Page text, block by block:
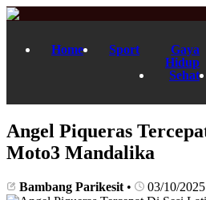
Home Sport
Gaya
Hidup
Sehat
Angel Piqueras
Moto3 Mandalika
Bambang Parikesit • 03/10/2025